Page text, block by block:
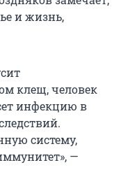
и жизнь,
клещ, человек
инфекцию в
систему,
—